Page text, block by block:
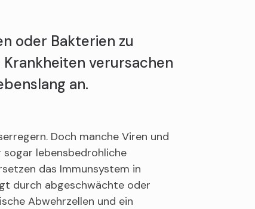
oder Bakterien zu
verursachen
an.
Doch manche Viren und
sogar lebensbedrohliche
das Immunsystem in
durch abgeschwächte oder
Abwehrzellen und ein